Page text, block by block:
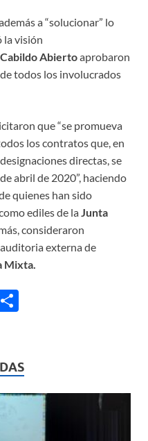
a “solucionar” lo
la visión
Cabildo Abiertoaprobaron
todos los involucrados
que “se promueva
los contratos que, en
directas, se
abril de 2020”, haciendo
quienes han sido
ediles de laJunta
consideraron
externa de
Mixta.
p
ar